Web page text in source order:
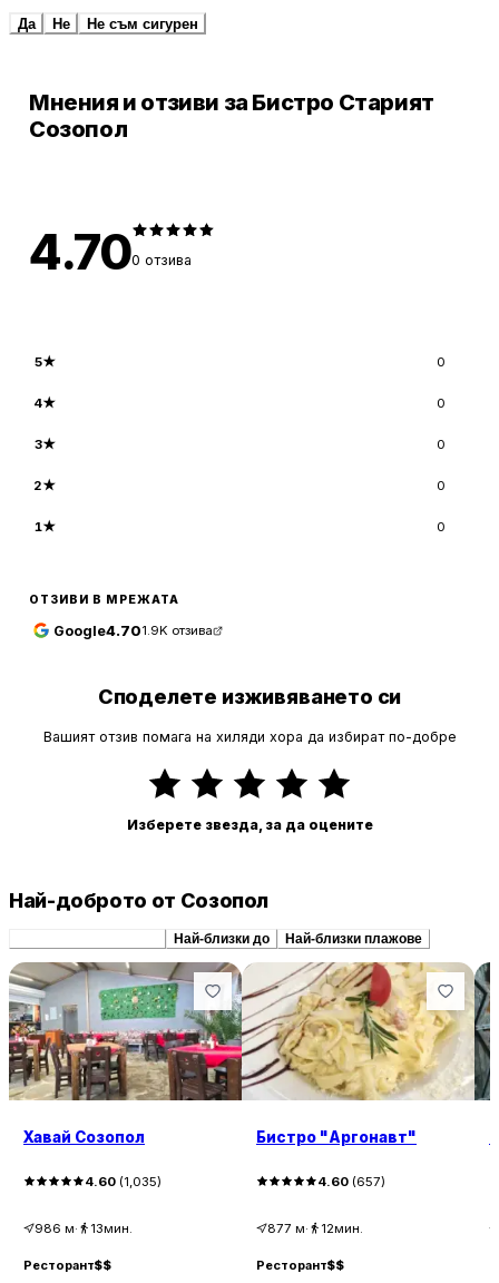
Да Не Не съм сигурен
Мнения и отзиви за Бистро Старият
Созопол
4.700 отзива
5★ 0
4★ 0
3★ 0
2★ 0
1★ 0
ОТЗИВИ В МРЕЖАТА
Google4.701.9K отзива
Споделете изживяването си
Вашият отзив помага на хиляди хора да избират по-добре
Изберете звезда, за да оцените
Най-доброто от Созопол
Най-близки до Най-близки плажове
Хавай Созопол
4.60 (1,035)
986 м· 13мин.
Ресторант$$
Бистро "Аргонавт"
4.60 (657)
877 м· 12мин.
Ресторант$$